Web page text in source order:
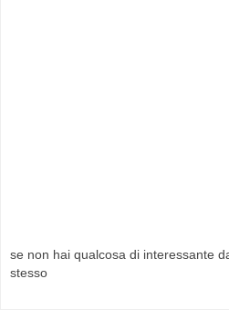
se non hai qualcosa di interessante
stesso